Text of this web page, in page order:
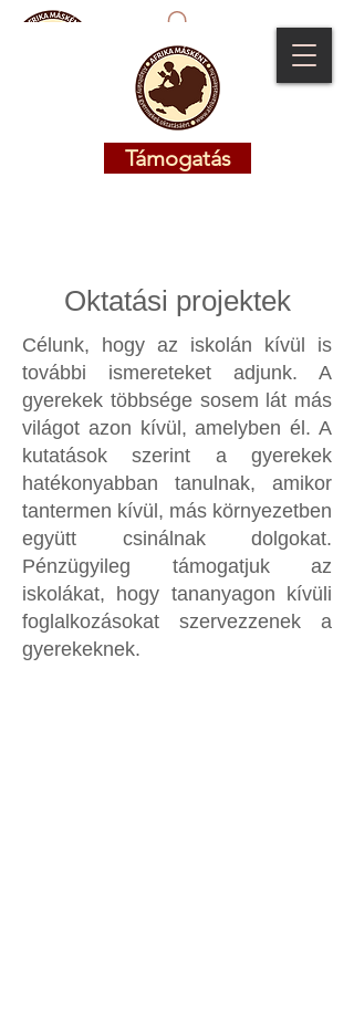
Támogatás
Támogatás
Oktatási projektek
Célunk, hogy az iskolán kívül is
további ismereteket adjunk. A
gyerekek többsége sosem lát más
világot azon kívül, amelyben él. A
kutatások szerint a gyerekek
hatékonyabban tanulnak, amikor
tantermen kívül, más környezetben
együtt csinálnak dolgokat.
Pénzügyileg támogatjuk az
iskolákat, hogy tananyagon kívüli
foglalkozásokat szervezzenek a
gyerekeknek.